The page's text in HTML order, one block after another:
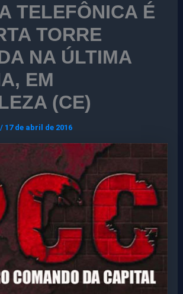
TELEFÔNICA É
TORRE
NA ÚLTIMA
EM
(CE)
/ 17 de abril de 2016